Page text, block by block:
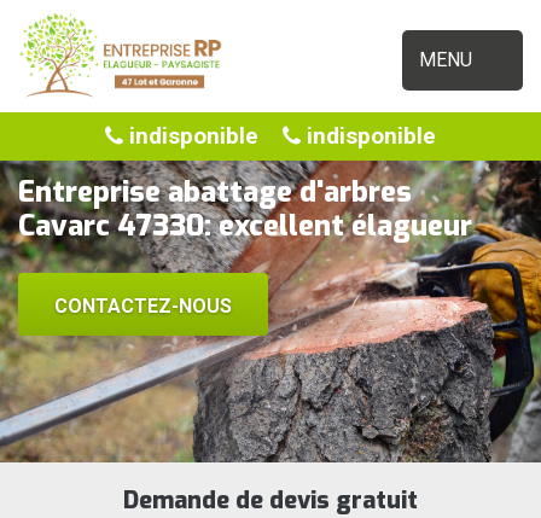
MENU
indisponible indisponible
Entreprise abattage d'arbres
Cavarc 47330: excellent élagueur
CONTACTEZ-NOUS
Demande de devis gratuit